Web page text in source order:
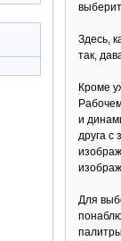
Здесь,
так,
Кроме
и
друга с
Для